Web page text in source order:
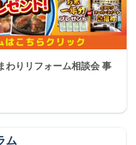
わりリフォーム相談会 事
ム